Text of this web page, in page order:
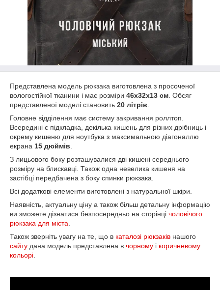
Представлена ​​модель рюкзака виготовлена з просоченої
вологостійкої тканини і має розміри 46х32х13 см . Обсяг
представленої моделі становить 20 літрів
Головне відділення має систему закривання роллтоп.
Всередині є підкладка, декілька кишень для різних дрібниць і
окрему кишеню для ноутбука з максимальною діагоналлю
екрана 15 дюймів
З лицьового боку розташувалися дві кишені середнього
розміру на блискавці. Також одна невелика кишеня на
застібці передбачена з боку спинки рюкзака.
Всі додаткові елементи виготовлені з натуральної шкіри.
Наявність, актуальну ціну а також більш детальну інформацію
ви зможете дізнатися безпосередньо на сторінці чоловічого
рюкзака для міста
Також зверніть увагу на те, що в каталозі рюкзаків нашого
сайту дана модель представлена ​​в чорному і коричневому
кольорі